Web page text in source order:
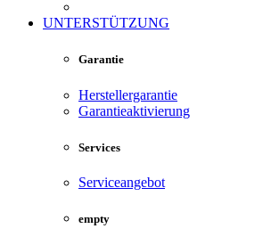
UNTERSTÜTZUNG
Garantie
Herstellergarantie
Garantieaktivierung
Services
Serviceangebot
empty